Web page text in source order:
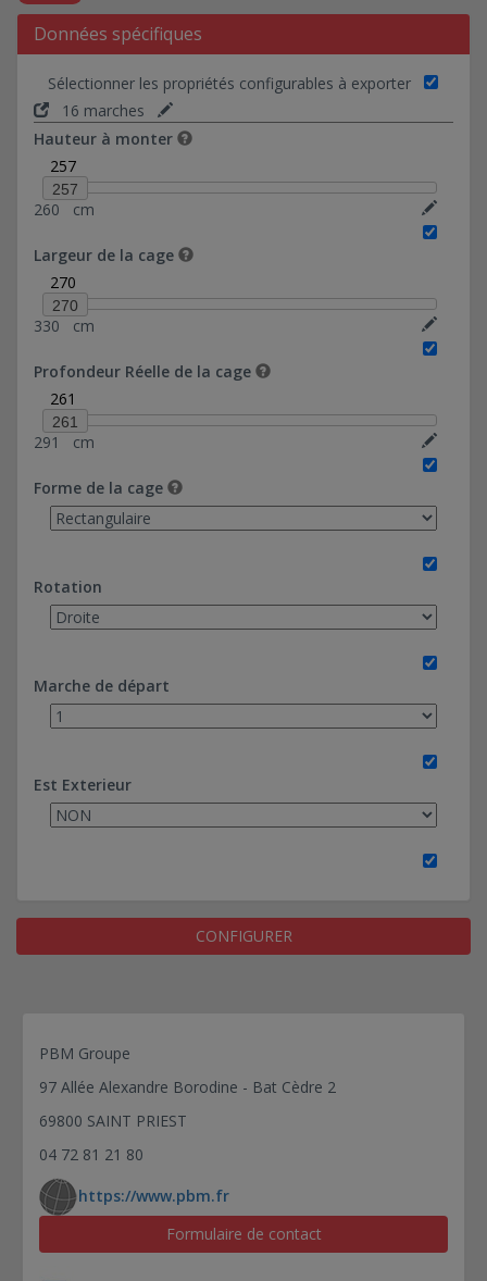
60*109-Ref 0374017
72*80-Ref 0374018
88*88-Ref 0374020
98*98-Ref 0374021
10*69-Ref 0374030
10*93-Ref 0374031
10*94-Ref 0374023
20*94-Ref 0374024
20*130-Ref 0374037
20*183,46-Ref 0374036
60*97,20-Ref 0374039
Données spécifiques
Sélectionner les propriétés configurables à exporter
16 marches
Hauteur à monter
257
257
260 cm
Largeur de la cage
270
270
330 cm
Profondeur Réelle de la cage
261
261
291 cm
Forme de la cage
Rotation
Marche de départ
Est Exterieur
CONFIGURER
PBM Groupe
97 Allée Alexandre Borodine - Bat Cèdre 2
69800 SAINT PRIEST
04 72 81 21 80
https://www.pbm.fr
Formulaire de contact